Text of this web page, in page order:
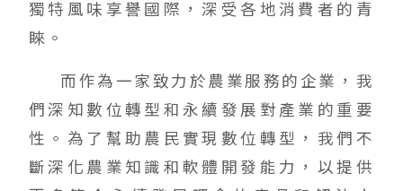
獨特風味享譽國際，深受各地消費者的青
睞。
而作為一家致力於農業服務的企業，我
們深知數位轉型和永續發展對產業的重要
性。為了幫助農民實現數位轉型，我們不
斷深化農業知識和軟體開發能力，以提供